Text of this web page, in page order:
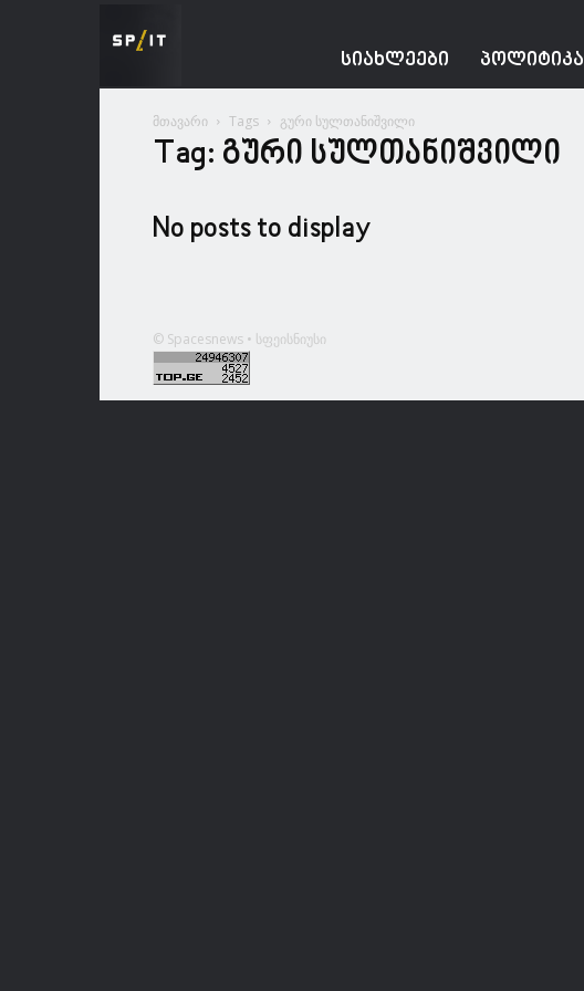
ᲡᲘᲐᲮᲚᲔᲔᲑᲘ ᲞᲝᲚᲘᲢᲘᲙᲐ
მთავარი Tags გური სულთანიშვილი
Tag: გური სულთანიშვილი
No posts to display
© Spacesnews • სფეისნიუსი